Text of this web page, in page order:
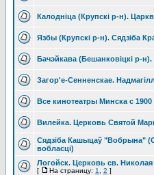
Калодніца (Крупскі р-н).
Язбы (Крупскі р-н). Сядзіба
Бачэйкава (Бешанковіцкі р-н).
Загор'е-Сенненскае.
Все кинотеатры Минска с
Вилейка. Церковь Святой
Сядзіба Кашыцаў "Вобрына"
вобласці)
Логойск. Церковь св. Николая
[ На страницу: 1 2 ]